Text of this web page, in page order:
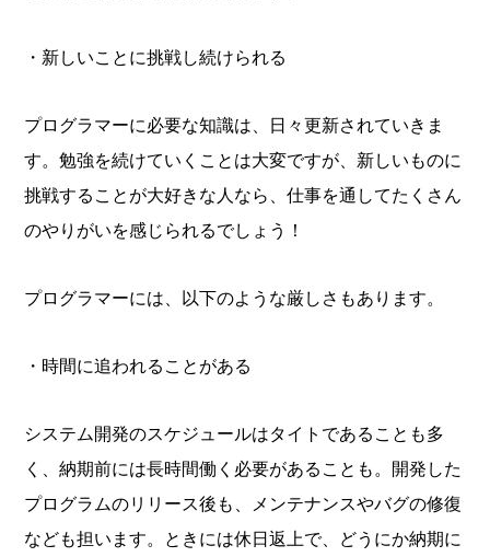
・新しいことに挑戦し続けられる
プログラマーに必要な知識は、日々更新されていきま
す。勉強を続けていくことは大変ですが、新しいものに
挑戦することが大好きな人なら、仕事を通してたくさん
のやりがいを感じられるでしょう！
プログラマーには、以下のような厳しさもあります。
・時間に追われることがある
システム開発のスケジュールはタイトであることも多
く、納期前には長時間働く必要があることも。開発した
プログラムのリリース後も、メンテナンスやバグの修復
なども担います。ときには休日返上で、どうにか納期に